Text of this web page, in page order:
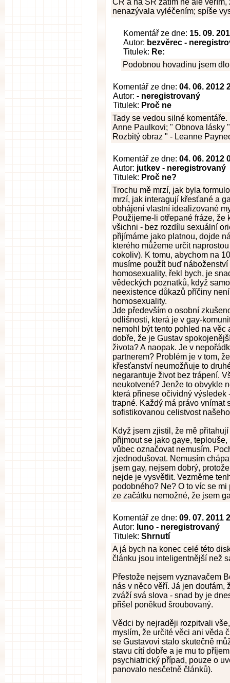
ČR a na SR zatím ne ale
nenazývala vyléčením; spíše
Komentář ze dne: 15. 09.
Autor: bezvěrec -
Titulek: Re:
Podobnou hovadinu jsem
Komentář ze dne: 04. 06. 2012
Autor: - neregistrovaný
Titulek: Proč ne
Tady se vedou silné
Anne Paulkovi; " Obnova lásky
Rozbitý obraz " - Leanne
Komentář ze dne: 04. 06. 2012
Autor: jutkev - neregistrovaný
Titulek: Proč ne?
Trochu mě mrzí, jak byla
mrzí, jak interagují křesťané a
obhájení vlastní idealizované
Použijeme-li otřepané fráze,
všichni - bez rozdílu sexuální
přijímáme jako platnou, dojde
kterého můžeme určit
cokoliv). K tomu, abychom na
musíme použít buď
homosexuality, řekl bych, je
vědeckých poznatků, když
neexistence důkazů příčiny
homosexuality.
Jde především o osobní
odlišnosti, která je v gay-
nemohl být tento pohled na
dobře, že je Gustav
života? A naopak. Je v
partnerem? Problém je v tom,
křesťanství neumožňuje to
negarantuje život bez trápení.
neukotvené? Jenže to obvykle
která přinese očividný výsledek
trapné. Každý má právo vnímat
sofistikovanou celistvost
Když jsem zjistil, že mě
přijmout se jako gaye,
vůbec označovat nemusím.
zjednodušovat. Nemusím
jsem gay, nejsem dobrý,
nejde je vysvětlit. Vezměme
podobného? Ne? O to víc se
ze začátku nemožné, že jsem
Komentář ze dne: 09. 07. 2011
Autor: luno - neregistrovaný
Titulek: Shrnutí
A já bych na konec celé této
článku jsou inteligentnější než
Přestože nejsem vyznavačem
nás v něco věří. Já jen doufám,
zváží svá slova - snad by je
přišel poněkud šroubovaný.
Vědci by nejraději rozpitvali
myslím, že určité věci ani věda
se Gustavovi stalo skutečně
stavu cítí dobře a je mu to
psychiatrický případ, pouze o
panovalo nesčetně článků).